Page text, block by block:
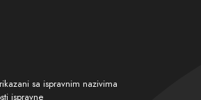
sa ispravnim nazivima
ispravne